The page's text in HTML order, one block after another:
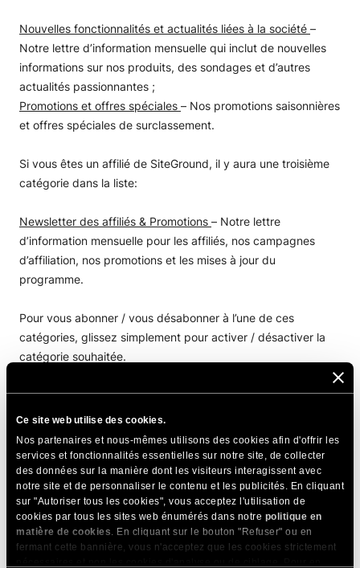
Ce site web utilise des cookies.
Nos partenaires et nous-mêmes utilisons des cookies afin d'offrir les
services et fonctionnalités essentielles sur notre site, de collecter
des données sur la manière dont les visiteurs interagissent avec
notre site et de personnaliser le contenu et les publicités. En cliquant
sur "Autoriser tous les cookies", vous acceptez l'utilisation de
cookies par tous les sites web énumérés dans notre politique en
matière de cookies. En cliquant sur le bouton "Refuser" ou en
fermant cette bannière, vous n'acceptez que les cookies strictement
Nouvelles fonctionnalités et actualités liées à la société –
Notre lettre d’information mensuelle qui inclut de nouvelles
informations sur nos produits, des sondages et d’autres
actualités passionnantes ;
Promotions et offres spéciales – Nos promotions saisonnières
et offres spéciales de surclassement.
Si vous êtes un affilié de SiteGround, il y aura une troisième
catégorie dans la liste:
Newsletter des affiliés & Promotions – Notre lettre
d’information mensuelle pour les affiliés, nos campagnes
d’affiliation, nos promotions et les mises à jour du
programme.
Pour vous abonner / vous désabonner à l’une de ces
catégories, glissez simplement pour activer / désactiver la
catégorie souhaitée.
Vous pouvez également vous désabonner d’une catégorie à
tout moment en utilisant le lien de désabonnement en bas de
chaque courriel de ces catégories.
Notez que ces paramètres n’affecteront pas les e-mails liés à
votre compte et vos services, l’approvisionnement, les
commandes et la facturation, les mises à jour critiques ou les
notifications sur des services tels que les mises àjour
automatiques de WordPress.